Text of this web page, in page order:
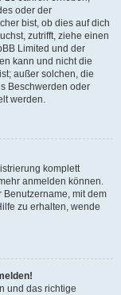
oder der
bist, ob dies auf dich
zutrifft, ziehe einen
Limited und der
kann und nicht die
außer solchen, die
Beschwerden oder
werden.
komplett
anmelden können.
Benutzername, mit dem
zu erhalten, wende
und das richtige